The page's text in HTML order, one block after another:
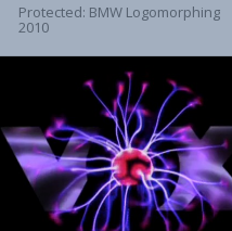
Protected: BMW Logomorphing
2010